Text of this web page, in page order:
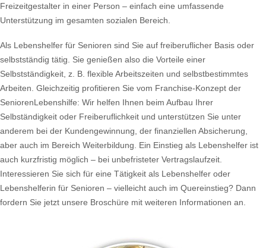
Freizeitgestalter in einer Person – einfach eine umfassende
Unterstützung im gesamten sozialen Bereich.
Als Lebenshelfer für Senioren sind Sie auf freiberuflicher Basis oder
selbstständig tätig. Sie genießen also die Vorteile einer
Selbstständigkeit, z. B. flexible Arbeitszeiten und selbstbestimmtes
Arbeiten. Gleichzeitig profitieren Sie vom Franchise-Konzept der
SeniorenLebenshilfe: Wir helfen Ihnen beim Aufbau Ihrer
Selbständigkeit oder Freiberuflichkeit und unterstützen Sie unter
anderem bei der Kundengewinnung, der finanziellen Absicherung,
aber auch im Bereich Weiterbildung. Ein Einstieg als Lebenshelfer ist
auch kurzfristig möglich – bei unbefristeter Vertragslaufzeit.
Interessieren Sie sich für eine Tätigkeit als Lebenshelfer oder
Lebenshelferin für Senioren – vielleicht auch im Quereinstieg? Dann
fordern Sie jetzt unsere Broschüre mit weiteren Informationen an.